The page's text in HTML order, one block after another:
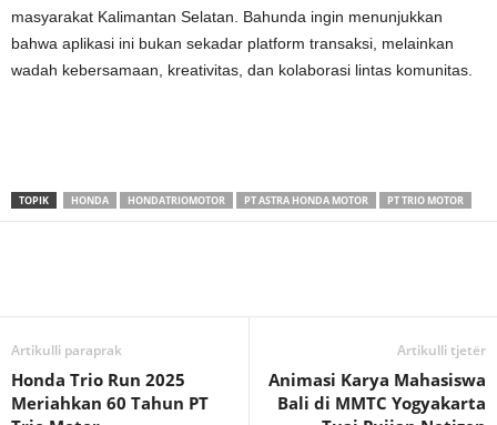
masyarakat Kalimantan Selatan. Bahunda ingin menunjukkan
bahwa aplikasi ini bukan sekadar platform transaksi, melainkan
wadah kebersamaan, kreativitas, dan kolaborasi lintas komunitas.
TOPIK HONDA HONDATRIOMOTOR PT ASTRA HONDA MOTOR PT TRIO MOTOR
Artikulli paraprak
Honda Trio Run 2025
Meriahkan 60 Tahun PT
Artikulli tjetër
Animasi Karya Mahasiswa
Bali di MMTC Yogyakarta